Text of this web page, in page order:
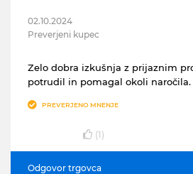
02.10.2024
Preverjeni kupec
Zelo dobra izkušnja z prijaznim
potrudil in pomagal okoli naročila.
PREVERJENO MNENJE
(1)
Odgovor trgovca